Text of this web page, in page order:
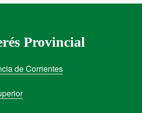
Provincial
de Corrientes